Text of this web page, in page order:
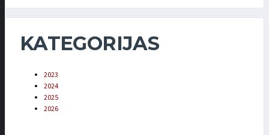
KATEGORIJAS
2023
2024
2025
2026